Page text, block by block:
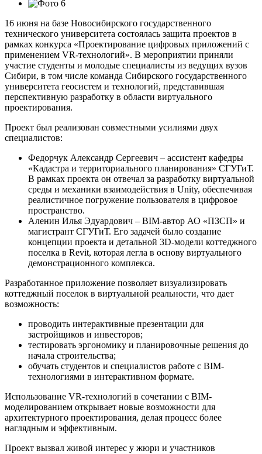
16 июня на базе Новосибирского государственного
технического университета состоялась защита проектов в
рамках конкурса «Проектирование цифровых приложений с
применением VR-технологий». В мероприятии приняли
участие студенты и молодые специалисты из ведущих вузов
Сибири, в том числе команда Сибирского государственного
университета геосистем и технологий, представившая
перспективную разработку в области виртуального
проектирования.
Проект был реализован совместными усилиями двух
специалистов:
Федорчук Александр Сергеевич – ассистент кафедры
«Кадастра и территориального планирования» СГУГиТ.
В рамках проекта он отвечал за разработку виртуальной
среды и механики взаимодействия в Unity, обеспечивая
реалистичное погружение пользователя в цифровое
пространство.
Аленин Илья Эдуардович – BIM-автор АО «ПЗСП» и
магистрант СГУГиТ. Его задачей было создание
концепции проекта и детальной 3D-модели коттеджного
поселка в Revit, которая легла в основу виртуального
демонстрационного комплекса.
Разработанное приложение позволяет визуализировать
коттеджный поселок в виртуальной реальности, что дает
возможность:
проводить интерактивные презентации для
застройщиков и инвесторов;
тестировать эргономику и планировочные решения до
начала строительства;
обучать студентов и специалистов работе с BIM-
технологиями в интерактивном формате.
Использование VR-технологий в сочетании с BIM-
моделированием открывает новые возможности для
архитектурного проектирования, делая процесс более
наглядным и эффективным.
Проект вызвал живой интерес у жюри и участников